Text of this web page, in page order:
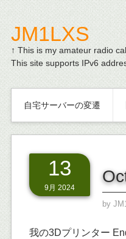
JM1LXS
↑ This is my amateur radio
This site supports IPv6
自宅サーバーの変遷
13
9月 2024
by
我の3Dプリンター